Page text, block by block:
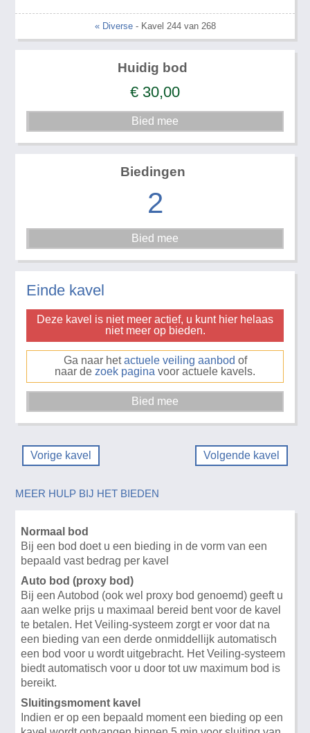
« Diverse- Kavel 244 van 268
Huidig bod
€ 30,00
Biedingen
2
Einde kavel
Deze kavel is niet meer actief, u kunt hier helaas
niet meer op bieden.
Ga naar hetactuele veiling aanbod of
naar de zoek pagina voor actuele kavels.
Vorige kavel Volgende kavel
MEER HULP BIJ HET BIEDEN
Normaal bod
Bij een bod doet u een bieding in de vorm van een
bepaald vast bedrag per kavel
Auto bod (proxy bod)
Bij een Autobod (ook wel proxy bod genoemd) geeft u
aan welke prijs u maximaal bereid bent voor de kavel
te betalen. Het Veiling-systeem zorgt er voor dat na
een bieding van een derde onmiddellijk automatisch
een bod voor u wordt uitgebracht. Het Veiling-systeem
biedt automatisch voor u door tot uw maximum bod is
bereikt.
Sluitingsmoment kavel
Indien er op een bepaald moment een bieding op een